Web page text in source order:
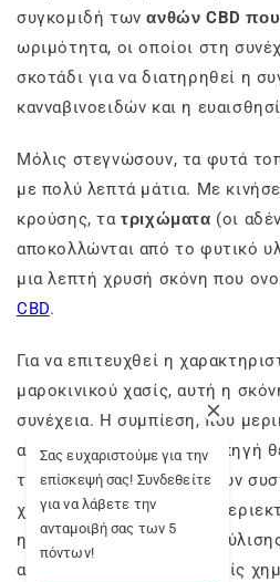
συγκομιδή τωνανθών CBD που
ωριμότητα, οι οποίοι στη
σκοτάδι για να διατηρηθεί η
κανναβινοειδών και η
Μόλις στεγνώσουν, τα φυτά
με πολύ λεπτά μάτια. Με
κρούσης, τατριχώματα (οι
αποκολλώνται από το φυτικό
μια λεπτή χρυσή σκόνη που
CBD.
Για να επιτευχθεί η
μαροκινικού χασίς, αυτή η
συνέχεια. Η συμπίεση, που
από μια ελαφριά φυσική πηγή
τη σύνδεση των δραστικών
χωρίς να αλλοιώνεται η
η μέθοδος μηχανικής
ακατέργαστο προϊόν, χωρίς
Σας ευχαριστούμε για την
επίσκεψή σας! Συνδεθείτε
για να λάβετε την
ανταμοιβή σας των 5
πόντων!